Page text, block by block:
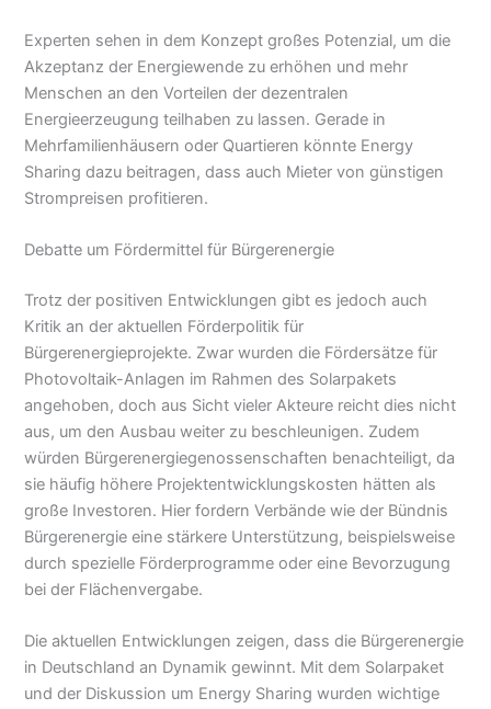
Experten sehen in dem Konzept großes Potenzial, um die
Akzeptanz der Energiewende zu erhöhen und mehr
Menschen an den Vorteilen der dezentralen
Energieerzeugung teilhaben zu lassen. Gerade in
Mehrfamilienhäusern oder Quartieren könnte Energy
Sharing dazu beitragen, dass auch Mieter von günstigen
Strompreisen profitieren.
Debatte um Fördermittel für Bürgerenergie
Trotz der positiven Entwicklungen gibt es jedoch auch
Kritik an der aktuellen Förderpolitik für
Bürgerenergieprojekte. Zwar wurden die Fördersätze für
Photovoltaik-Anlagen im Rahmen des Solarpakets
angehoben, doch aus Sicht vieler Akteure reicht dies nicht
aus, um den Ausbau weiter zu beschleunigen. Zudem
würden Bürgerenergiegenossenschaften benachteiligt, da
sie häufig höhere Projektentwicklungskosten hätten als
große Investoren. Hier fordern Verbände wie der Bündnis
Bürgerenergie eine stärkere Unterstützung, beispielsweise
durch spezielle Förderprogramme oder eine Bevorzugung
bei der Flächenvergabe.
Die aktuellen Entwicklungen zeigen, dass die Bürgerenergie
in Deutschland an Dynamik gewinnt. Mit dem Solarpaket
und der Diskussion um Energy Sharing wurden wichtige